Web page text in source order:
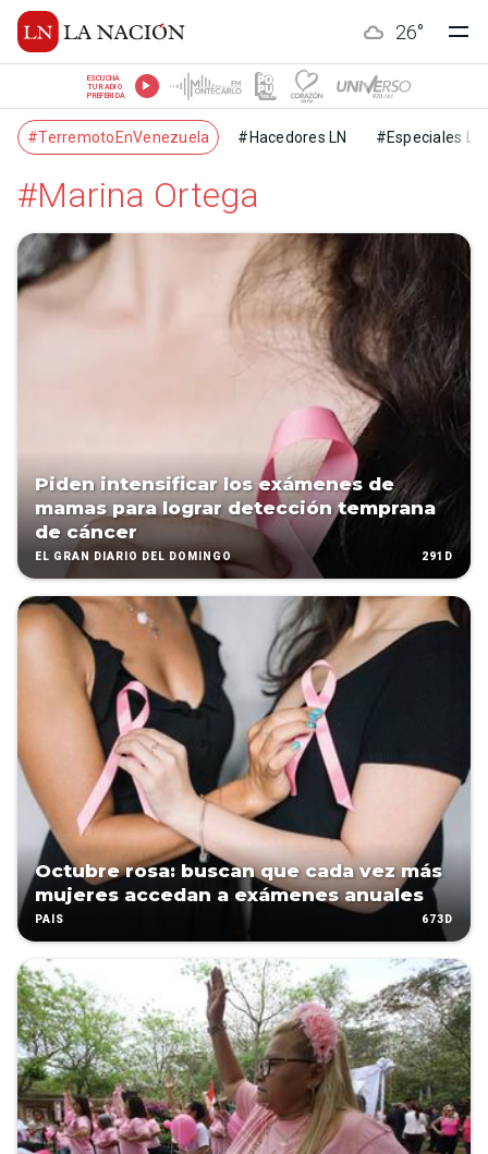
26°
ESCUCHÁ
TU RADIO
PREFERIDA
#TerremotoEnVenezuela #Hacedores LN #Especiales LN
#Marina Ortega
Piden intensificar los exámenes de
mamas para lograr detección temprana
de cáncer
EL GRAN DIARIO DEL DOMINGO 291D
Octubre rosa: buscan que cada vez más
mujeres accedan a exámenes anuales
PAÍS 673D